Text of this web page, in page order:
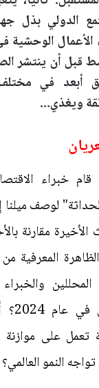
الدولي بذل
الأعمال الوحشية
قبل أن ينتشر
أبعد في
ويغذي...
خبراء
لوصف ميلنا
مقارنة
المعرفية
تعمل على
النمو العالمي؟